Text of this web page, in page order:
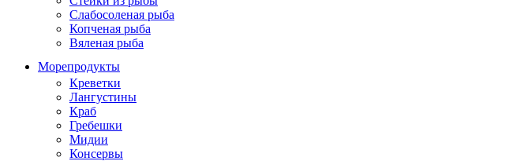
Слабосоленая рыба
Копченая рыба
Вяленая рыба
Морепродукты
Креветки
Лангустины
Краб
Гребешки
Мидии
Консервы